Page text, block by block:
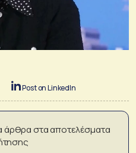
Post on LinkedIn
άρθρα στα αποτελέσματα